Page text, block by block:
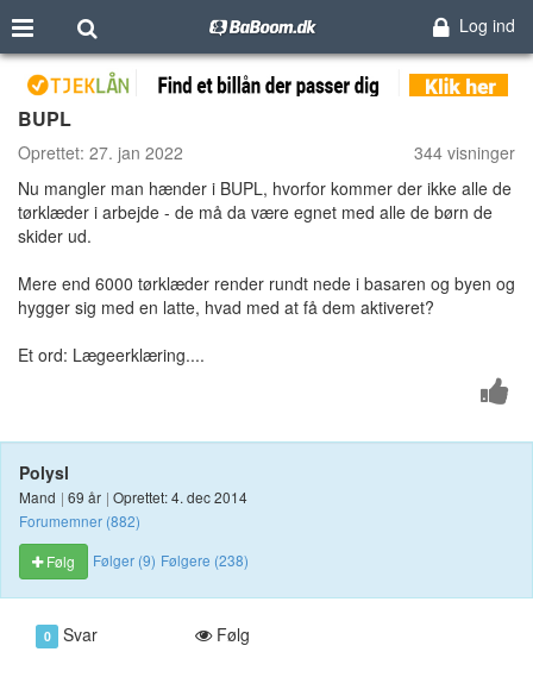
Log ind
BUPL
Oprettet: 27. jan 2022
344 visninger
Nu mangler man hænder i BUPL, hvorfor kommer der ikke alle de
tørklæder i arbejde - de må da være egnet med alle de børn de
skider ud.
Mere end 6000 tørklæder render rundt nede i basaren og byen og
hygger sig med en latte, hvad med at få dem aktiveret?
Et ord: Lægeerklæring....
Polysl
Mand | 69 år | Oprettet: 4. dec 2014
Forumemner (882)
Følg
Følger (9) Følgere (238)
0 Svar Følg